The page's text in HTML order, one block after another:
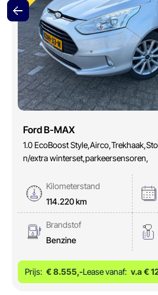
Ford B-MAX
1.0 EcoBoost
n/extra winterset,parkeersensoren,
Kilometerstand
114.220 km
Brandstof
Benzine
Prijs: € 8.555,-Lease vanaf: v.a €